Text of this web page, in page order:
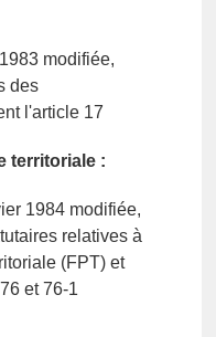
modifiée,
des
l'article 17
territoriale :
1984 modifiée,
relatives à
(FPT) et
et 76-1